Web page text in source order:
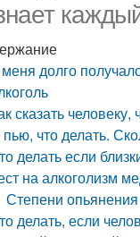
долго
сказать
что делать.
делать если
на алкоголизм
Степени
делать, если